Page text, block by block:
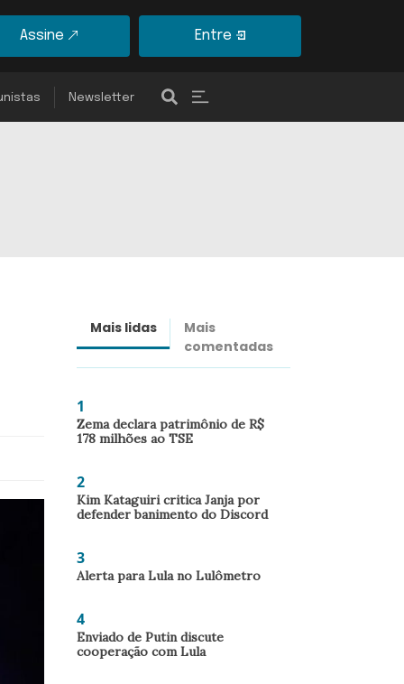
Assine Entre
Newsletter
Mais lidas
Mais
comentadas
1
Zema declara patrimônio de R$
178 milhões ao TSE
2
Kim Kataguiri critica Janja por
defender banimento do Discord
3
Alerta para Lula no Lulômetro
4
Enviado de Putin discute
cooperação com Lula